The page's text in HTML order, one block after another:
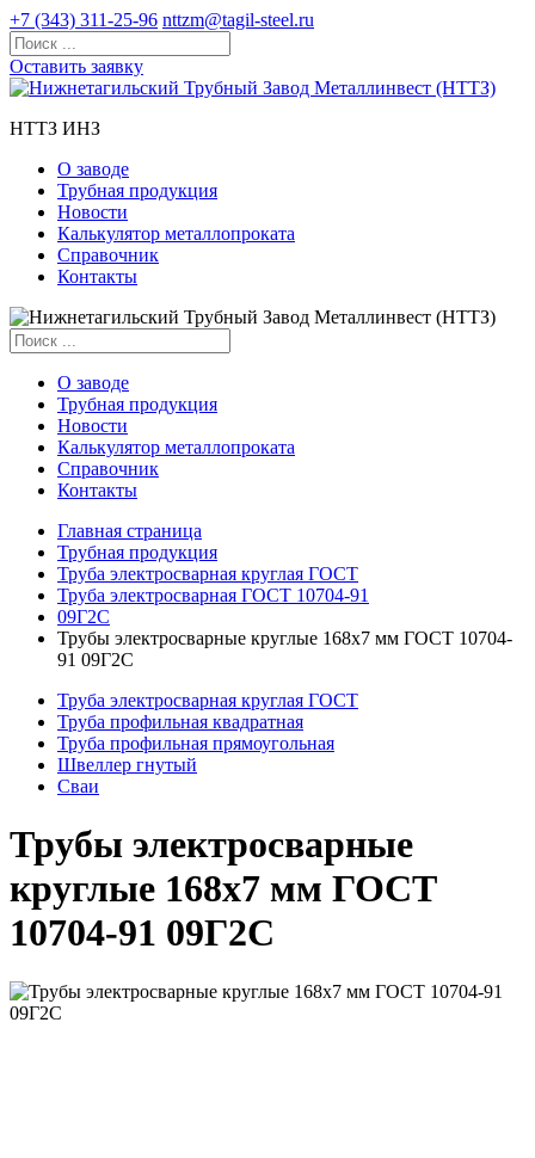
+7 (343) 311-25-96 nttzm@tagil-steel.ru
Оставить заявку
НТТЗ ИНЗ
О заводе
Трубная продукция
Новости
Калькулятор металлопроката
Справочник
Контакты
О заводе
Трубная продукция
Новости
Калькулятор металлопроката
Справочник
Контакты
Главная страница
Трубная продукция
Труба электросварная круглая ГОСТ
Труба электросварная ГОСТ 10704-91
09Г2С
Трубы электросварные круглые 168x7 мм ГОСТ 10704-
91 09Г2С
Труба электросварная круглая ГОСТ
Труба профильная квадратная
Труба профильная прямоугольная
Швеллер гнутый
Сваи
Трубы электросварные
круглые 168x7 мм ГОСТ
10704-91 09Г2С